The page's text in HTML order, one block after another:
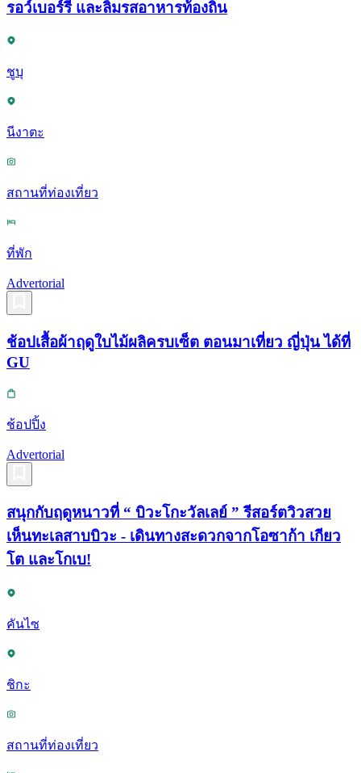
รอว์เบอร์รี่ และลิ้มรสอาหารท้องถิ่น
ชูบุ
นีงาตะ
สถานที่ท่องเที่ยว
ที่พัก
Advertorial
ช้อปเสื้อผ้าฤดูใบไม้ผลิครบเซ็ต ตอนมาเที่ยว ญี่ปุ่น ได้ที่
GU
ช้อปปิ้ง
Advertorial
สนุกกับฤดูหนาวที่ “ บิวะโกะวัลเลย์ ” รีสอร์ตวิวสวย
เห็นทะเลสาบบิวะ - เดินทางสะดวกจากโอซาก้า เกียว
โต และโกเบ!
คันไซ
ชิกะ
สถานที่ท่องเที่ยว